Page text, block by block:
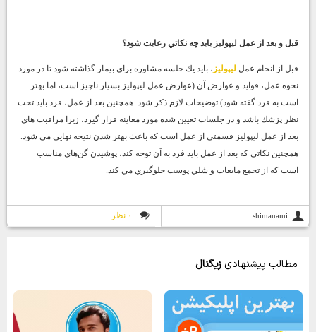
قبل و بعد از عمل ليپوليز بايد چه نكاتي رعايت شود؟
قبل از انجام عملليپوليز، بايد يك جلسه مشاوره براي بيمار گذاشته شود تا در مورد
نحوه عمل، فوايد و عوارض آن (عوارض عمل ليپوليز بسيار ناچيز است، اما بهتر
است به فرد گفته شود) توضيحات لازم ذكر شود. همچنين بعد از عمل، فرد بايد تحت
نظر پزشك باشد و در جلسات تعيين شده مورد معاينه قرار گيرد، زيرا مراقبت هاي
بعد از عمل ليپوليز قسمتي از عمل است كه باعث بهتر شدن نتيجه نهايي مي شود.
همچنين نكاتي كه بعد از عمل بايد فرد به آن توجه كند، پوشيدن گن‌هاي مناسب
است كه از تجمع مايعات و شلي پوست جلوگيري مي كند.
shimanami